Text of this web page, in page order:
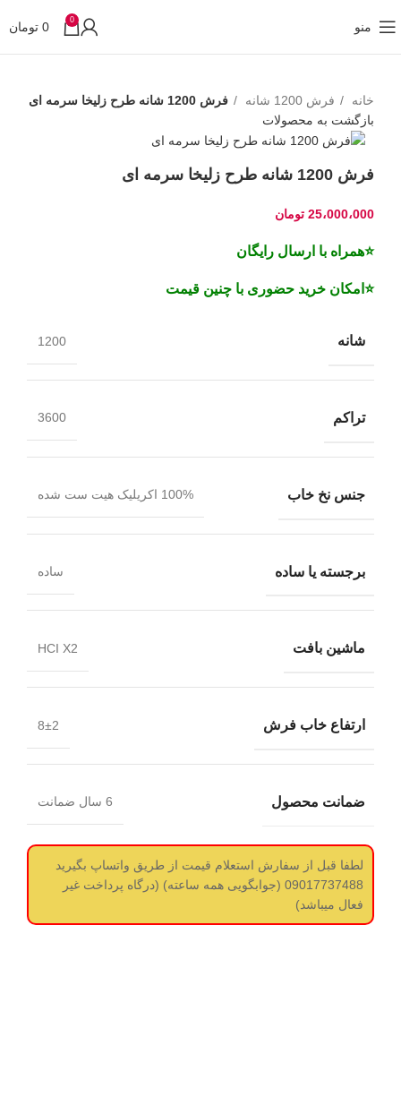
منو 0
0 تومان
خانه فرش 1200 شانه
فرش 1200 شانه طرح زلیخا سرمه ای
بازگشت به محصولات
فرش 1200 شانه طرح زلیخا سرمه ای
25،000،000 تومان
⭐همراه با ارسال رایگان
⭐امکان خرید حضوری با چنین قیمت
شانه 1200
تراکم 3600
جنس نخ خاب 100% اکریلیک هیت ست شده
برجسته یا ساده ساده
ماشین بافت HCI X2
ارتفاع خاب فرش 8±2
ضمانت محصول 6 سال ضمانت
لطفا قبل از سفارش استعلام قیمت از طریق واتساپ بگیرید
09017737488 (جوابگویی همه ساعته) (درگاه پرداخت غیر
فعال میباشد)